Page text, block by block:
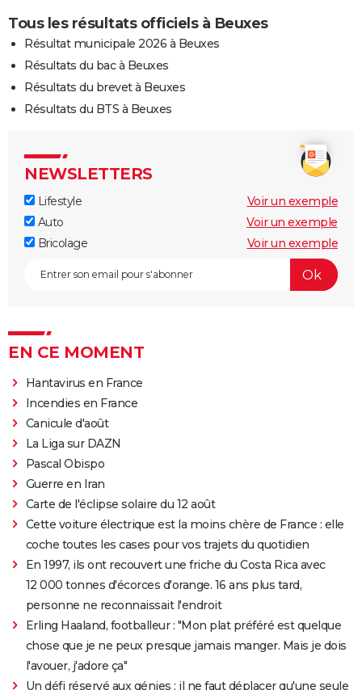
Tous les résultats officiels à Beuxes
Résultat municipale 2026 à Beuxes
Résultats du bac à Beuxes
Résultats du brevet à Beuxes
Résultats du BTS à Beuxes
NEWSLETTERS
Lifestyle
Voir un exemple
Auto
Voir un exemple
Bricolage
Voir un exemple
EN CE MOMENT
Hantavirus en France
Incendies en France
Canicule d'août
La Liga sur DAZN
Pascal Obispo
Guerre en Iran
Carte de l'éclipse solaire du 12 août
Cette voiture électrique est la moins chère de France : elle
coche toutes les cases pour vos trajets du quotidien
En 1997, ils ont recouvert une friche du Costa Rica avec
12 000 tonnes d'écorces d'orange. 16 ans plus tard,
personne ne reconnaissait l'endroit
Erling Haaland, footballeur : "Mon plat préféré est quelque
chose que je ne peux presque jamais manger. Mais je dois
l'avouer, j'adore ça"
Un défi réservé aux génies : il ne faut déplacer qu'une seule